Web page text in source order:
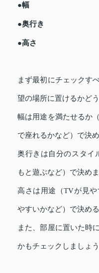
●幅
●奥行き
●高さ
まず最初にチェックす
望の場所に置けるかどう
幅は用途を満たせるか
で座れるかなど）で決め
奥行きは自分のスタイ
もと遊ぶなど）で決めま
高さは用途（TVが見
やすいかなど）で決め
また、部屋に置いた時
かもチェックしましょう